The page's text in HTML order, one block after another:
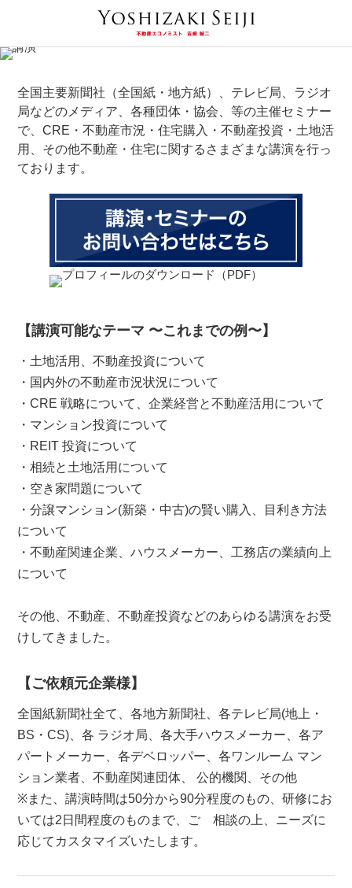
全国主要新聞社（全国紙・地方紙）、テレビ局、ラジオ
局などのメディア、各種団体・協会、等の主催セミナー
で、CRE・不動産市況・住宅購入・不動産投資・土地活
用、その他不動産・住宅に関するさまざまな講演を行っ
ております。
【講演可能なテーマ 〜これまでの例〜】
・土地活用、不動産投資について
・国内外の不動産市況状況について
・CRE 戦略について、企業経営と不動産活用について
・マンション投資について
・REIT 投資について
・相続と土地活用について
・空き家問題について
・分譲マンション(新築・中古)の賢い購入、目利き方法
について
・不動産関連企業、ハウスメーカー、工務店の業績向上
について
その他、不動産、不動産投資などのあらゆる講演をお受
けしてきました。
【ご依頼元企業様】
全国紙新聞社全て、各地方新聞社、各テレビ局(地上・
BS・CS)、各 ラジオ局、各大手ハウスメーカー、各ア
パートメーカー、各デベロッパー、各ワンルーム マン
ション業者、不動産関連団体、 公的機関、その他
※また、講演時間は50分から90分程度のもの、研修にお
いては2日間程度のものまで、ご゙相談の上、ニーズに
応じてカスタマイズいたします。